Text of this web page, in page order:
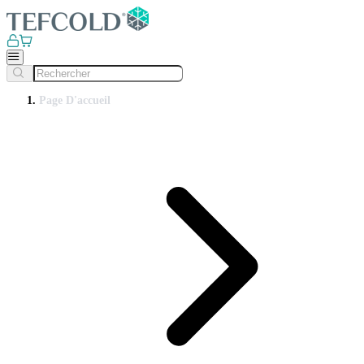
Page D'accueil